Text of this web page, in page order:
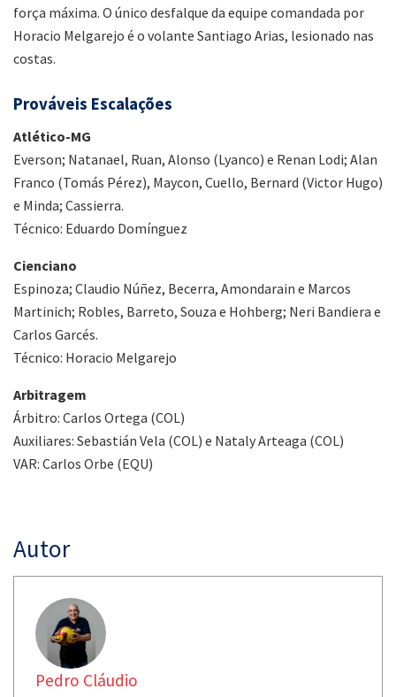
força máxima. O único desfalque da equipe comandada por
Horacio Melgarejo é o volante Santiago Arias, lesionado nas
costas.
Prováveis Escalações
Atlético-MG
Everson; Natanael, Ruan, Alonso (Lyanco) e Renan Lodi; Alan
Franco (Tomás Pérez), Maycon, Cuello, Bernard (Victor Hugo)
e Minda; Cassierra.
Técnico: Eduardo Domínguez
Cienciano
Espinoza; Claudio Núñez, Becerra, Amondarain e Marcos
Martinich; Robles, Barreto, Souza e Hohberg; Neri Bandiera e
Carlos Garcés.
Técnico: Horacio Melgarejo
Arbitragem
Árbitro: Carlos Ortega (COL)
Auxiliares: Sebastián Vela (COL) e Nataly Arteaga (COL)
VAR: Carlos Orbe (EQU)
Autor
Pedro Cláudio